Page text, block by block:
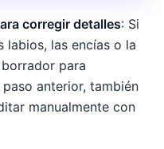
corregir detalles: Si
labios, las encías o la
para
anterior, también
manualmente con